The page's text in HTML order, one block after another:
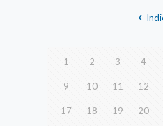
1 2 3 4
9 10 11 12
17 18 19 20